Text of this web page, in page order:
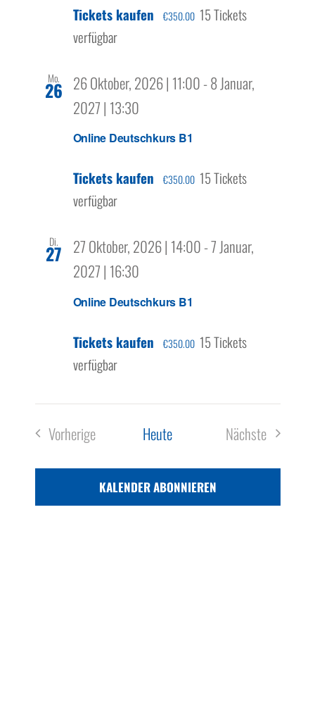
Tickets kaufen €350.00 15 Tickets
verfügbar
Mo.
26
Online Deutschkurs B1
26 Oktober, 2026 | 11:00-8 Januar,
2027 | 13:30
Tickets kaufen €350.00 15 Tickets
verfügbar
Di.
27
Online Deutschkurs B1
27 Oktober, 2026 | 14:00-7 Januar,
2027 | 16:30
Tickets kaufen €350.00 15 Tickets
verfügbar
Vorherige
Heute
Nächste
KALENDER ABONNIEREN